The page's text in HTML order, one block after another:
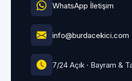
WhatsApp İletişim
info@burdacekici.com
7/24 Açık · Bayram &